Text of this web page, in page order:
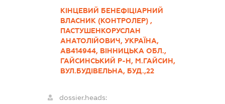
КІНЦЕВИЙ БЕНЕФІЦІАРНИЙ
ВЛАСНИК (КОНТРОЛЕР) ,
ПАСТУШЕНКОРУСЛАН
АНАТОЛІЙОВИЧ, УКРАЇНА,
АВ414944, ВІННИЦЬКА ОБЛ.,
ГАЙСИНСЬКИЙ Р-Н, М.ГАЙСИН,
ВУЛ.БУДІВЕЛЬНА, БУД.,22
dossier.heads: